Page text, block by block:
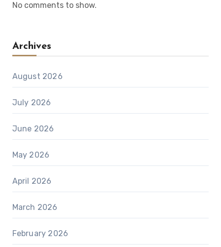
No comments to show.
Archives
August 2026
July 2026
June 2026
May 2026
April 2026
March 2026
February 2026